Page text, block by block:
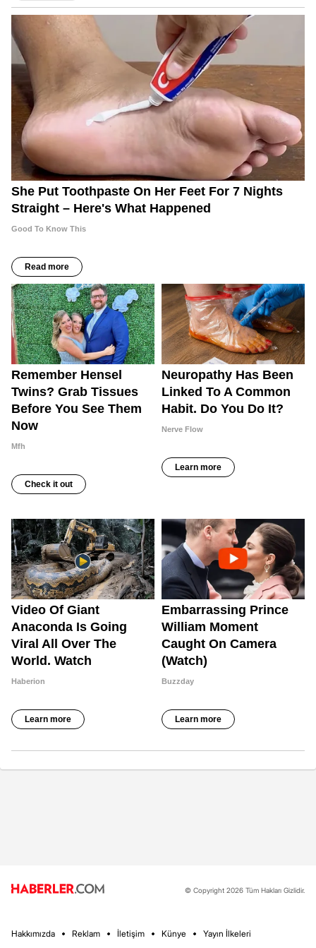
© Copyright 2026 Tüm Hakları Gizlidir.
Hakkımızda Reklam İletişim Künye Yayın İlkeleri